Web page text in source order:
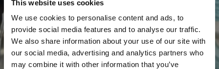
This website uses cookies
We use cookies to personalise content and ads, to
provide social media features and to analyse our traffic.
We also share information about your use of our site with
our social media, advertising and analytics partners who
may combine it with other information that you’ve